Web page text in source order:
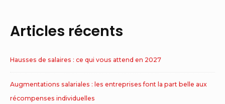
Articles récents
Hausses de salaires : ce qui vous attend en 2027
Augmentations salariales : les entreprises font la part belle aux
récompenses individuelles